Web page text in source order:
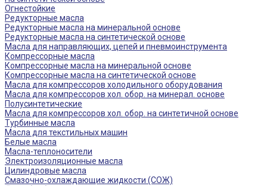
Огнестойкие
Редукторные масла
Редукторные масла на минеральной основе
Редукторные масла на синтетической основе
Масла для направляющих, цепей и пневмоинструмента
Компрессорные масла
Компрессорные масла на минеральной основе
Компрессорные масла на синтетической основе
Масла для компрессоров холодильного оборудования
Масла для компрессоров хол. обор. на минерал. основе
Полусинтетические
Масла для компрессоров хол. обор. на синтетичной основе
Турбинные масла
Масла для текстильных машин
Белые масла
Масла-теплоносители
Электроизоляционные масла
Цилиндровые масла
Смазочно-охлаждающие жидкости (СОЖ)